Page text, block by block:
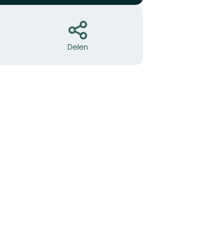
Delen